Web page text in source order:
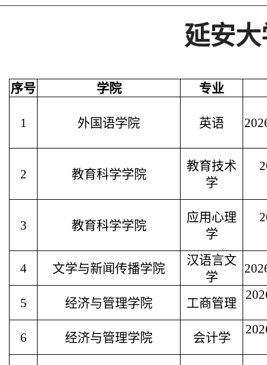
延安
序号 学院 专业
1 外国语学院 英语
2 教育科学学院
教育技术
学
3 教育科学学院
应用心理
学
4 文学与新闻传播学院
汉语言文
学
5 经济与管理学院 工商管理
6 经济与管理学院 会计学